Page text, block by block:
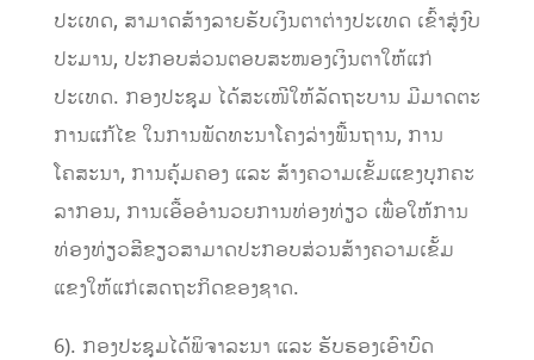
ປະເທດ, ສາມາດສ້າງລາຍຮັບເງິນຕາຕ່າງປະເທດ ເຂົ້າສູ່ງົບ
ປະມານ, ປະກອບສ່ວນຕອບສະໜອງເງິນຕາໃຫ້ແກ່
ປະເທດ. ກອງປະຊຸມ ໄດ້ສະເໜີໃຫ້ລັດຖະບານ ມີມາດຕະ
ການແກ້ໄຂ ໃນການພັດທະນາໂຄງລ່າງພື້ນຖານ, ການ
ໂຄສະນາ, ການຄຸ້ມຄອງ ແລະ ສ້າງຄວາມເຂັ້ມແຂງບຸກຄະ
ລາກອນ, ການເອື້ອອໍານວຍການທ່ອງທ່ຽວ ເພື່ອໃຫ້ການ
ທ່ອງທ່ຽວສີຂຽວສາມາດປະກອບສ່ວນສ້າງຄວາມເຂັ້ມ
ແຂງໃຫ້ແກ່ເສດຖະກິດຂອງຊາດ.
6). ກອງປະຊຸມໄດ້ພິຈາລະນາ ແລະ ຮັບຮອງເອົາບົດ